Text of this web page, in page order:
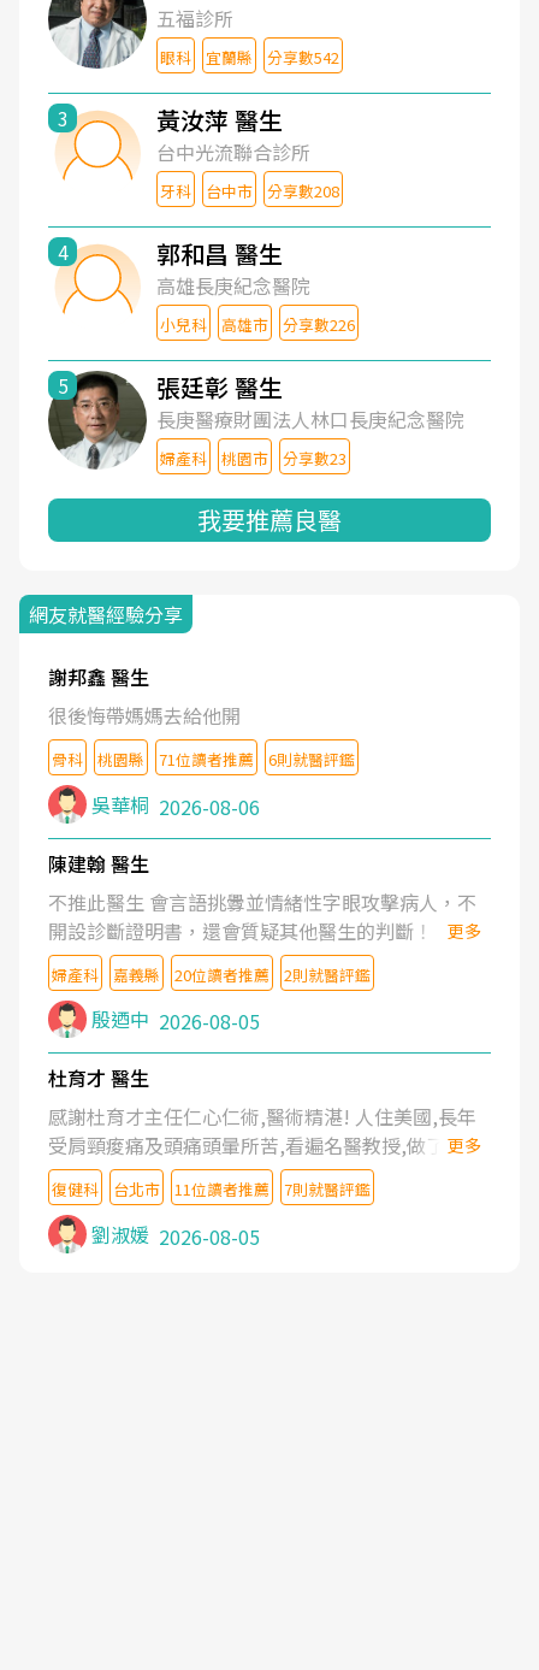
五福診所
眼科 宜蘭縣 分享數542
3 黃汝萍 醫生
台中光流聯合診所
牙科 台中市 分享數208
4 郭和昌 醫生
高雄長庚紀念醫院
小兒科 高雄市 分享數226
5 張廷彰 醫生
長庚醫療財團法人林口長庚紀念醫院
婦產科 桃園市 分享數23
我要推薦良醫
網友就醫經驗分享
謝邦鑫 醫生
很後悔帶媽媽去給他開
骨科 桃園縣 71位讀者推薦 6則就醫評鑑
吳華桐 2026-08-06
陳建翰 醫生
不推此醫生 會言語挑釁並情緒性字眼攻擊病人，不
開設診斷證明書，還會質疑其他醫生的判斷！
更多
婦產科 嘉義縣 20位讀者推薦 2則就醫評鑑
殷迺中 2026-08-05
杜育才 醫生
感謝杜育才主任仁心仁術,醫術精湛! 人住美國,長年
受肩頸痠痛及頭痛頭暈所苦,看遍名醫教授,做了各種
檢查,也嘗試過西醫打針,中醫針灸及物理徒手治療都
沒有用,後來連吃到嗎啡類止痛藥都效果有限,只是壓
症狀,沒多久就痛起來,多年失眠嚴重影響生活品質.
台灣親友介紹忠孝醫院杜育才主任是頸頭症候群專
更多
復健科 台北市 11位讀者推薦 7則就醫評鑑
劉淑媛 2026-08-05